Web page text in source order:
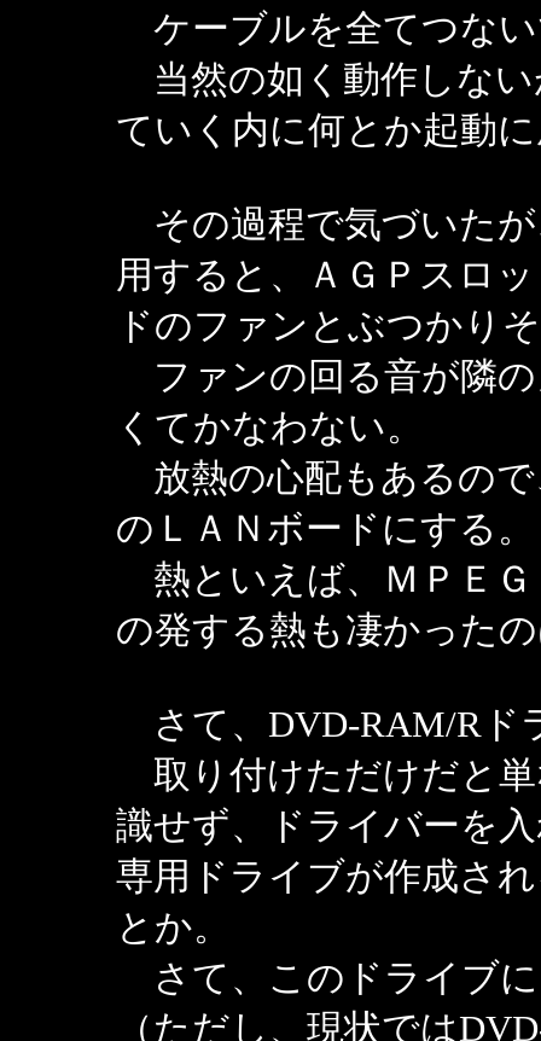
ケーブルを全てつな
当然の如く動作しな
ていく内に何とか起動
その過程で気づいた
用すると、ＡＧＰスロ
ドのファンとぶつかり
ファンの回る音が隣
くてかなわない。
放熱の心配もあるの
のＬＡＮボードにする。
熱といえば、ＭＰＥ
の発する熱も凄かった
さて、DVD-RAM/Rド
取り付けただけだと
識せず、ドライバーを
専用ドライブが作成さ
とか。
さて、このドライブ
（ただし、現状では